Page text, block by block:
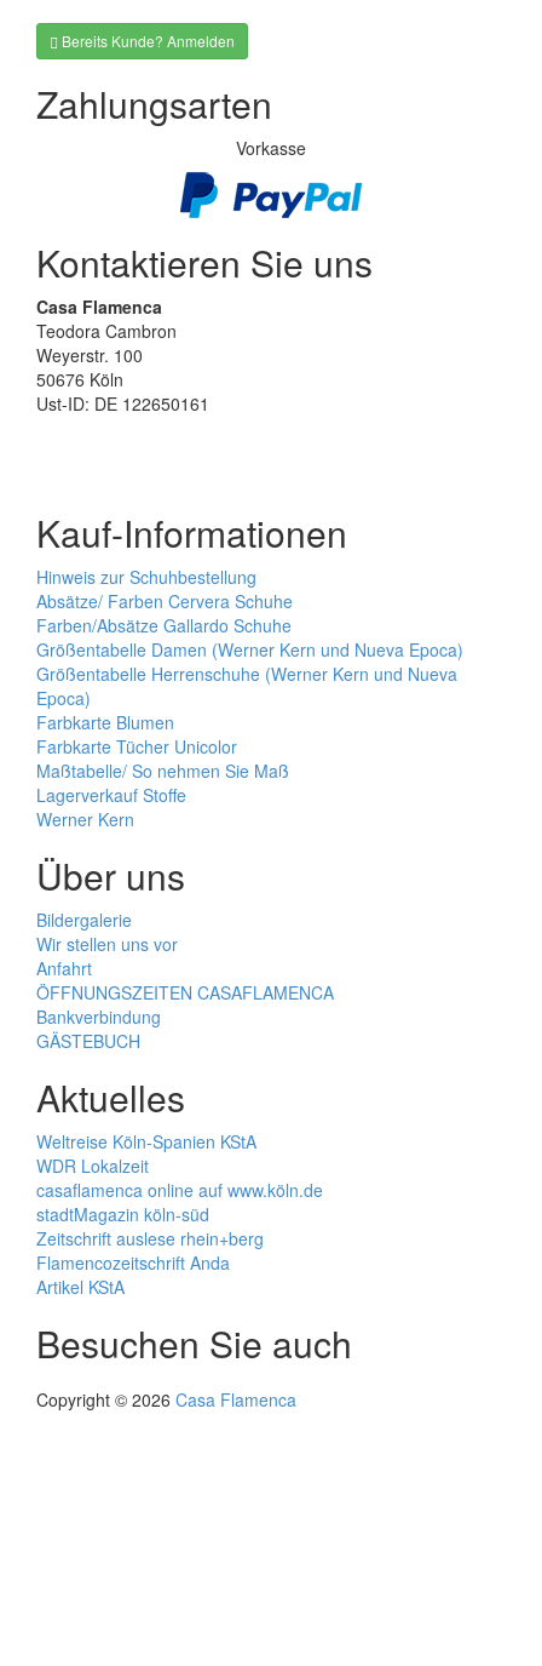
Bereits Kunde? Anmelden
Zahlungsarten
Vorkasse
Kontaktieren Sie uns
Casa Flamenca
Teodora Cambron
Weyerstr. 100
50676 Köln
Ust-ID: DE 122650161
Kauf-Informationen
Hinweis zur Schuhbestellung
Absätze/ Farben Cervera Schuhe
Farben/Absätze Gallardo Schuhe
Größentabelle Damen (Werner Kern und Nueva Epoca)
Größentabelle Herrenschuhe (Werner Kern und Nueva
Epoca)
Farbkarte Blumen
Farbkarte Tücher Unicolor
Maßtabelle/ So nehmen Sie Maß
Lagerverkauf Stoffe
Werner Kern
Über uns
Bildergalerie
Wir stellen uns vor
Anfahrt
ÖFFNUNGSZEITEN CASAFLAMENCA
Bankverbindung
GÄSTEBUCH
Aktuelles
Weltreise Köln-Spanien KStA
WDR Lokalzeit
casaflamenca online auf www.köln.de
stadtMagazin köln-süd
Zeitschrift auslese rhein+berg
Flamencozeitschrift Anda
Artikel KStA
Besuchen Sie auch
Copyright © 2026 Casa Flamenca